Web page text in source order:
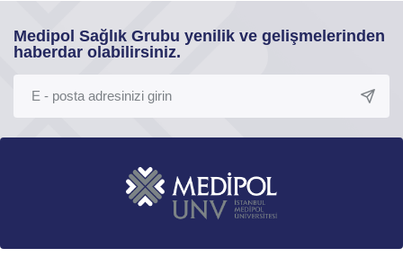
Medipol Sağlık Grubu yenilik ve gelişmelerinden
haberdar olabilirsiniz.